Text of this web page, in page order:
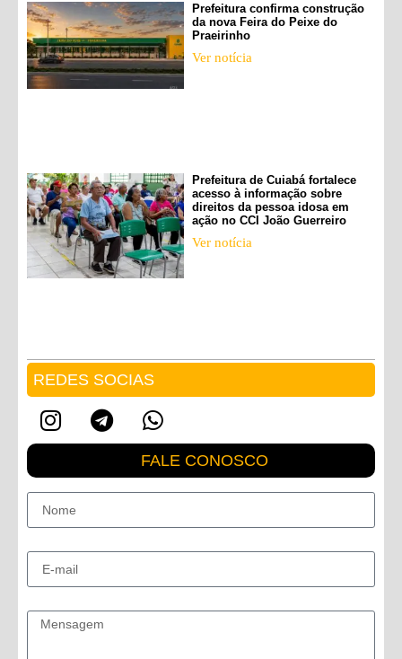
Prefeitura confirma construção
da nova Feira do Peixe do
Praeirinho
Ver notícia
Prefeitura de Cuiabá fortalece
acesso à informação sobre
direitos da pessoa idosa em
ação no CCI João Guerreiro
Ver notícia
REDES SOCIAS
FALE CONOSCO